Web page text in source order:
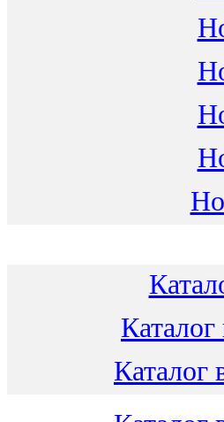
Каталог